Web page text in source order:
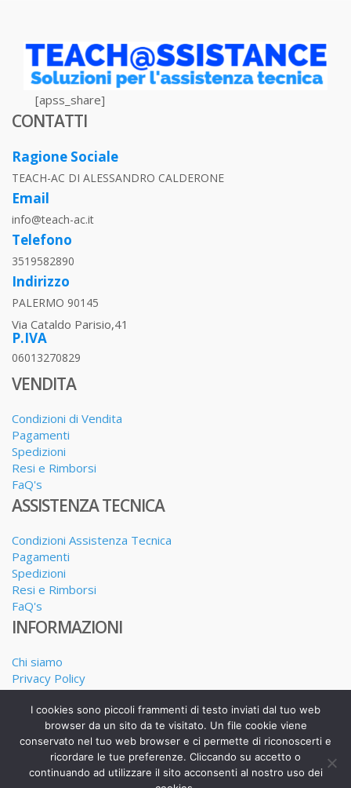
[apss_share]
CONTATTI
Ragione Sociale
TEACH-AC DI ALESSANDRO CALDERONE
Email
info@teach-ac.it
Telefono
3519582890
Indirizzo
PALERMO 90145
Via Cataldo Parisio,41
P.IVA
06013270829
VENDITA
Condizioni di Vendita
Pagamenti
Spedizioni
Resi e Rimborsi
FaQ's
ASSISTENZA TECNICA
Condizioni Assistenza Tecnica
Pagamenti
Spedizioni
Resi e Rimborsi
FaQ's
INFORMAZIONI
Chi siamo
Privacy Policy
Dove siamo
I nostri Servizi
I cookies sono piccoli frammenti di testo inviati dal tuo web
browser da un sito da te visitato. Un file cookie viene
conservato nel tuo web browser e ci permette di riconoscerti e
ricordare le tue preferenze. Cliccando su accetto o
continuando ad utilizzare il sito acconsenti al nostro uso dei